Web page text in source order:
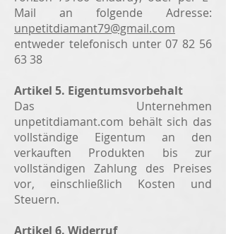
Mail an folgende Adresse:
unpetitdiamant79@gmail.com
entweder telefonisch unter07 82 56
63 38
Artikel 5. Eigentumsvorbehalt
Das Unternehmen
unpetitdiamant.com behält sich das
vollständige Eigentum an den
verkauften Produkten bis zur
vollständigen Zahlung des Preises
vor, einschließlich Kosten und
Steuern.
Artikel 6. Widerruf